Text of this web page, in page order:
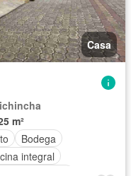
Casa
m²
Bodega
integral